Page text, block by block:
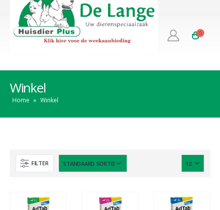
0
Winkel
Home » Winkel
FILTER